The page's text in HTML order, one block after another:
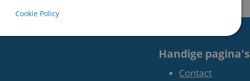
Handige pagina's
Contact
Cookie Policy